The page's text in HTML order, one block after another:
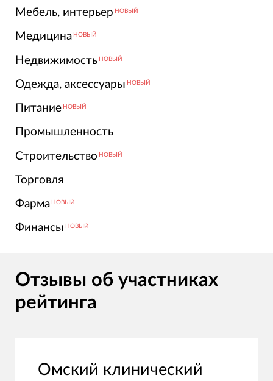
Мебель, интерьер НОВЫЙ
Медицина НОВЫЙ
Недвижимость НОВЫЙ
Одежда, аксессуары НОВЫЙ
Питание НОВЫЙ
Промышленность
Строительство НОВЫЙ
Торговля
Фарма НОВЫЙ
Финансы НОВЫЙ
Отзывы об участниках
рейтинга
Омский клинический